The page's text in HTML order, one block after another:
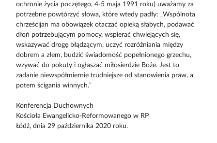
ochronie życia poczętego, 4-5 maja 1991 roku) uważamy za
potrzebne powtórzyć słowa, które wtedy padły: „Wspólnota
chrześcijan ma obowiązek otaczać opieką słabych, podawać
dłoń potrzebującym pomocy, wspierać chwiejących się,
wskazywać drogę błądzącym, uczyć rozróżniania między
dobrem a złem, budzić świadomość popełnionego grzechu,
wzywać do pokuty i ogłaszać miłosierdzie Boże. Jest to
zadanie niewspółmiernie trudniejsze od stanowienia praw, a
potem ścigania winnych.”
Konferencja Duchownych
Kościoła Ewangelicko-Reformowanego w RP
Łódź, dnia 29 października 2020 roku.